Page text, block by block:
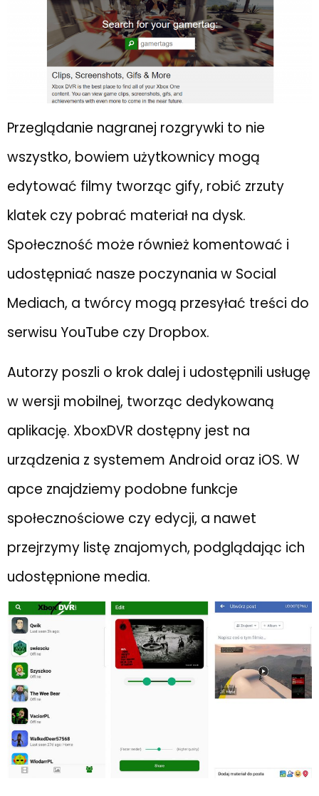
Przeglądanie nagranej rozgrywki to nie
wszystko, bowiem użytkownicy mogą
edytować filmy tworząc gify, robić zrzuty
klatek czy pobrać materiał na dysk.
Społeczność może również komentować i
udostępniać nasze poczynania w Social
Mediach, a twórcy mogą przesyłać treści do
serwisu YouTube czy Dropbox.
Autorzy poszli o krok dalej i udostępnili usługę
w wersji mobilnej, tworząc dedykowaną
aplikację. XboxDVR dostępny jest na
urządzenia z systemem Android oraz iOS. W
apce znajdziemy podobne funkcje
społecznościowe czy edycji, a nawet
przejrzymy listę znajomych, podglądając ich
udostępnione media.